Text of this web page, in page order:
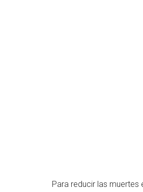
Para reducir las